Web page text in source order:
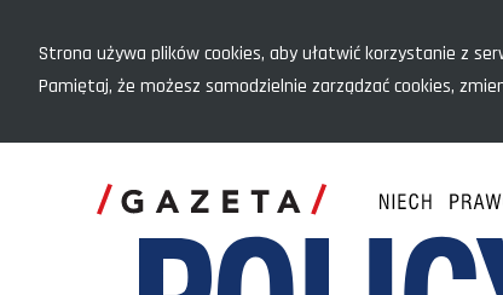
Strona używa plików cookies, aby ułatwić korzystanie z
Pamiętaj, że możesz samodzielnie zarządzać cookies,